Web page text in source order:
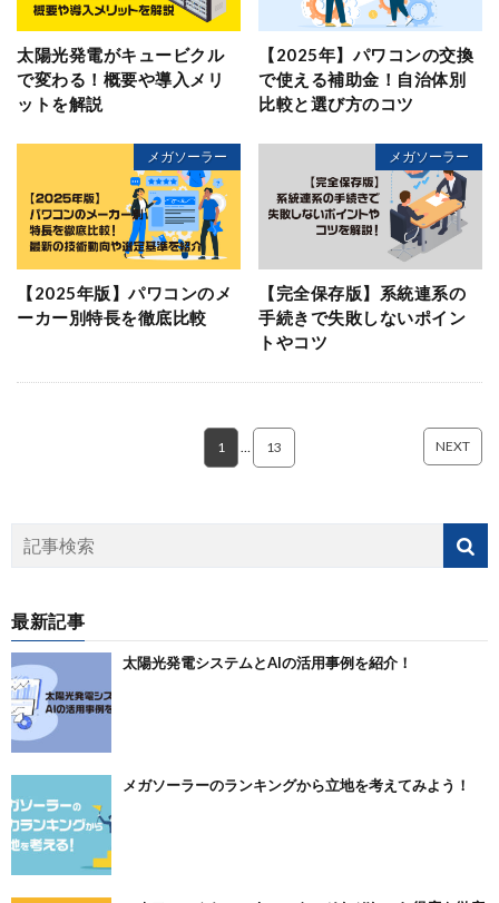
太陽光発電がキュービクル
で変わる！概要や導入メリ
ットを解説
【2025年】パワコンの交換
で使える補助金！自治体別
比較と選び方のコツ
メガソーラー
【2025年版】パワコンのメ
ーカー別特長を徹底比較
メガソーラー
【完全保存版】系統連系の
手続きで失敗しないポイン
トやコツ
1 13 NEXT
最新記事
太陽光発電システムとAIの活用事例を紹介！
メガソーラーのランキングから立地を考えてみよう！